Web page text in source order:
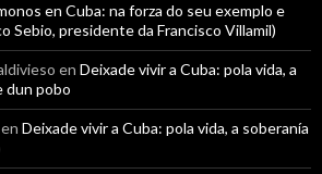
en Cuba: na forza do seu exemplo e
Sebio, presidente da Francisco Villamil)
en Deixade vivir a Cuba: pola vida, a
dun pobo
en Deixade vivir a Cuba: pola vida, a soberanía